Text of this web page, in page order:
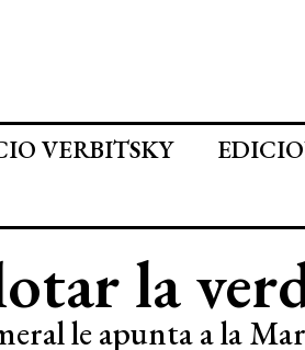
VERBITSKY
la
le apunta a la